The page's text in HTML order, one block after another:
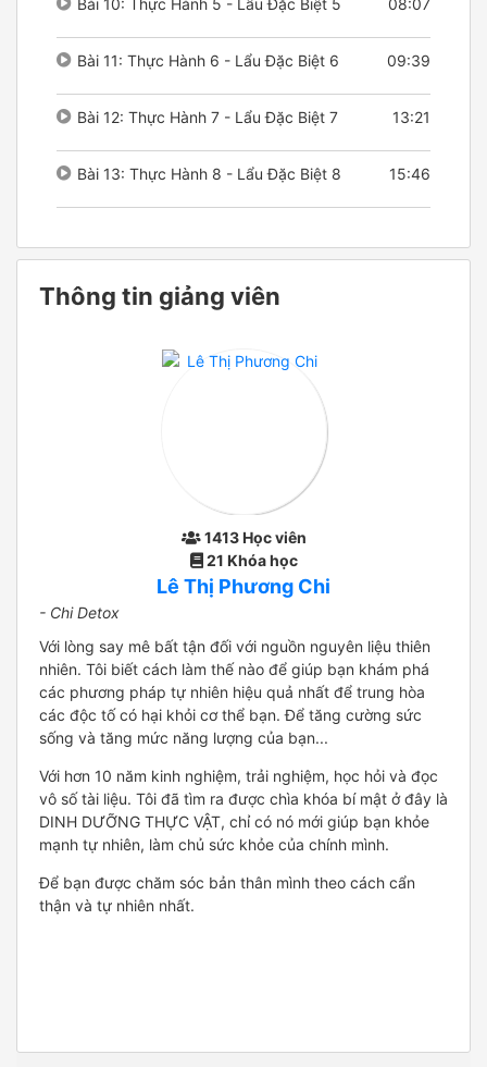
Bài 11: Thực Hành 6 - Lẩu Đặc Biệt 6 09:39
Bài 12: Thực Hành 7 - Lẩu Đặc Biệt 7 13:21
Bài 13: Thực Hành 8 - Lẩu Đặc Biệt 8 15:46
Thông tin giảng viên
1413 Học viên
21 Khóa học
Lê Thị Phương Chi
- Chi Detox
Với lòng say mê bất tận đối với nguồn nguyên liệu thiên
nhiên. Tôi biết cách làm thế nào để giúp bạn khám phá
các phương pháp tự nhiên hiệu quả nhất để trung hòa
các độc tố có hại khỏi cơ thể bạn. Để tăng cường sức
sống và tăng mức năng lượng của bạn...
Với hơn 10 năm kinh nghiệm, trải nghiệm, học hỏi và đọc
vô số tài liệu. Tôi đã tìm ra được chìa khóa bí mật ở đây là
DINH DƯỠNG THỰC VẬT, chỉ có nó mới giúp bạn khỏe
mạnh tự nhiên, làm chủ sức khỏe của chính mình.
Để bạn được chăm sóc bản thân mình theo cách cẩn
thận và tự nhiên nhất.